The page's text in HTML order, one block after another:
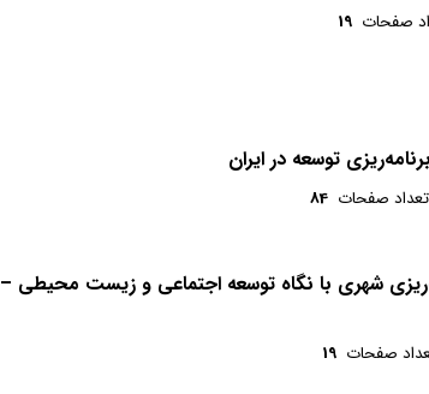
صفحات 19
توسعه در ایران
تعداد صفحات 84
شهری با نگاه توسعه اجتماعی و زیست محیطی –
صفحات 19